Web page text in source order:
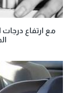
مع ارتفاع